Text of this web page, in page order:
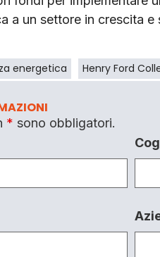
a un settore in crescita
energetica Henry Ford
* sono obbligatori.